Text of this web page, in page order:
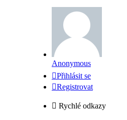
Anonymous
Přihlásit se
Registrovat
Rychlé odkazy